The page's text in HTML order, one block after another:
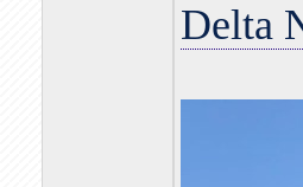
Delta